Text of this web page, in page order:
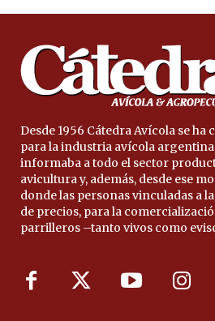
Desde 1956 Cátedra Avícola se
para la industria avícola
informaba a todo el sector
avicultura y, además, desde ese
donde las personas vinculadas a
de precios, para la
parrilleros –tanto vivos como